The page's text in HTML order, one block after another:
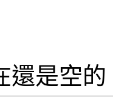
還是空的